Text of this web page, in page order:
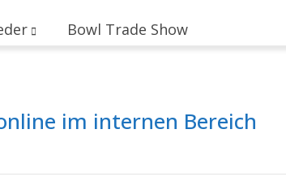
Bowl Trade Show
im internen Bereich